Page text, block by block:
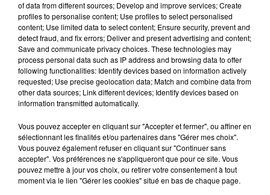
24 juillet 2026
INCENDIE À PLAISANCE-DU-TOUCH : DES
HABITATIONS ÉVACUÉES FACE À...
Alors que la Haute-Garonne est en vigilance
rouge pour risque très élevé de feux de forêt, un
nouvel incendie spectaculaire s'est déclaré ce
vendredi...
23 juillet 2026
VIOLENT INCENDIE AU NORD DE
of data from different sources; Develop and improve services; Create
profiles to personalise content; Use profiles to select personalised
content; Use limited data to select content; Ensure security, prevent and
detect fraud, and fix errors; Deliver and present advertising and content;
Save and communicate privacy choices. These technologies may
process personal data such as IP address and browsing data to offer
following functionalities: Identify devices based on information actively
requested; Use precise geolocation data; Match and combine data from
other data sources; Link different devices; Identify devices based on
information transmitted automatically.
Vous pouvez accepter en cliquant sur "Accepter et fermer", ou affiner en
sélectionnant les finalités et/ou partenaires dans "Gérer mes choix".
Vous pouvez également refuser en cliquant sur "Continuer sans
accepter". Vos préférences ne s'appliqueront que pour ce site. Vous
pouvez mettre à jour vos choix, ou retirer votre consentement à tout
moment via le lien "Gérer les cookies" situé en bas de chaque page.